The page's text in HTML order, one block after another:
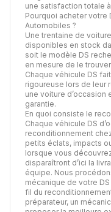
une satisfaction totale
Pourquoi acheter votre
Automobiles ?
Une trentaine de
disponibles en stock
soit le modèle DS
en mesure de le
Chaque véhicule DS
rigoureuse lors de leur
une voiture
garantie.
En quoi consiste le
Chaque véhicule DS
reconditionnement
petits éclats, impacts
lorsque vous
disparaîtront d’ici la
équipe. Nous
mécanique de votre
fil du
préparateur, un